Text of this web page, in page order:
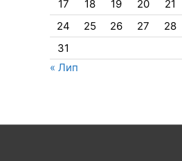
17
18 19 20 21
24
25 26 27 28
31
« Лип